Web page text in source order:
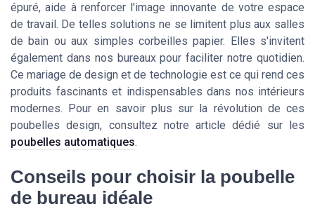
épuré, aide à renforcer l'image innovante de votre espace
de travail. De telles solutions ne se limitent plus aux salles
de bain ou aux simples corbeilles papier. Elles s'invitent
également dans nos bureaux pour faciliter notre quotidien.
Ce mariage de design et de technologie est ce qui rend ces
produits fascinants et indispensables dans nos intérieurs
modernes. Pour en savoir plus sur la révolution de ces
poubelles design, consultez notre article dédié sur les
poubelles automatiques.
Conseils pour choisir la poubelle
de bureau idéale